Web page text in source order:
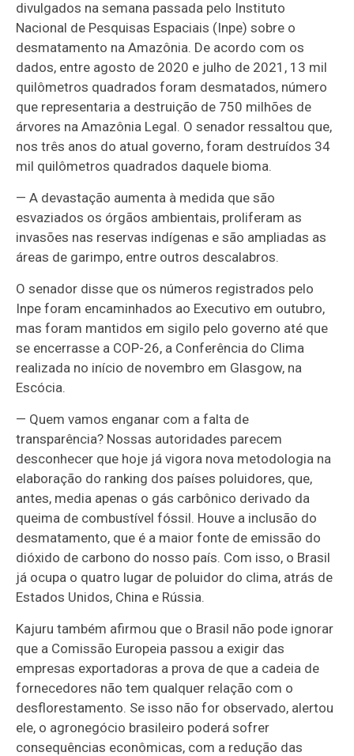
divulgados na semana passada pelo Instituto
Nacional de Pesquisas Espaciais (Inpe) sobre o
desmatamento na Amazônia. De acordo com os
dados, entre agosto de 2020 e julho de 2021, 13 mil
quilômetros quadrados foram desmatados, número
que representaria a destruição de 750 milhões de
árvores na Amazônia Legal. O senador ressaltou que,
nos três anos do atual governo, foram destruídos 34
mil quilômetros quadrados daquele bioma.
— A devastação aumenta à medida que são
esvaziados os órgãos ambientais, proliferam as
invasões nas reservas indígenas e são ampliadas as
áreas de garimpo, entre outros descalabros.
O senador disse que os números registrados pelo
Inpe foram encaminhados ao Executivo em outubro,
mas foram mantidos em sigilo pelo governo até que
se encerrasse a COP-26, a Conferência do Clima
realizada no início de novembro em Glasgow, na
Escócia.
— Quem vamos enganar com a falta de
transparência? Nossas autoridades parecem
desconhecer que hoje já vigora nova metodologia na
elaboração do ranking dos países poluidores, que,
antes, media apenas o gás carbônico derivado da
queima de combustível fóssil. Houve a inclusão do
desmatamento, que é a maior fonte de emissão do
dióxido de carbono do nosso país. Com isso, o Brasil
já ocupa o quatro lugar de poluidor do clima, atrás de
Estados Unidos, China e Rússia.
Kajuru também afirmou que o Brasil não pode ignorar
que a Comissão Europeia passou a exigir das
empresas exportadoras a prova de que a cadeia de
fornecedores não tem qualquer relação com o
desflorestamento. Se isso não for observado, alertou
ele, o agronegócio brasileiro poderá sofrer
consequências econômicas, com a redução das